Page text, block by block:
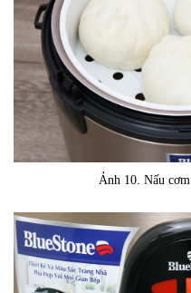
Ảnh 10. Nấu cơm